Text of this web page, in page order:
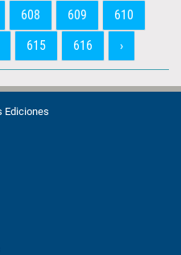
608 609
610
615 616 ›